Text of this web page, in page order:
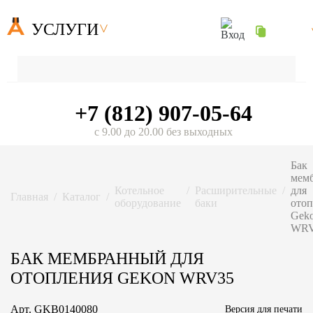
УСЛУГИ
+7 (812) 907-05-64
с 9.00 до 20.00 без выходных
Главная Каталог
Котельное
оборудование
Расширительные
баки
Бак
для
БАК МЕМБРАННЫЙ ДЛЯ
ОТОПЛЕНИЯ GEKON WRV35
Арт. GKB0140080 Версия для печати